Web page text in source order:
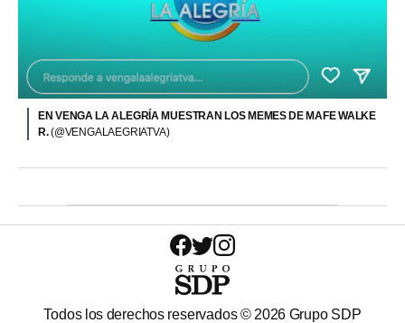
EN VENGA LA ALEGRÍA MUESTRAN LOS MEMES DE MAFE WALKE
R.(@VENGALAEGRIATVA)
Todos los derechos reservados © 2026 Grupo SDP